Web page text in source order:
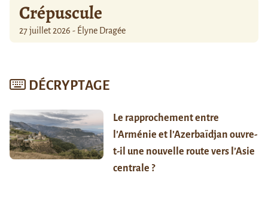
Crépuscule
27 juillet 2026 - Élyne Dragée
DÉCRYPTAGE
Le rapprochement entre
l’Arménie et l’Azerbaïdjan ouvre-
t-il une nouvelle route vers l’Asie
centrale ?